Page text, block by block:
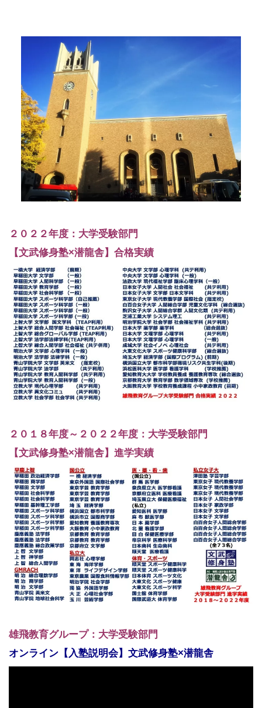
２０２２年度：大学受験部門
【文武修身塾×潜龍舎】合格実績
２０１８年度～２０２２年度： 大学受験部門
【文武修身塾×潜龍舎】進学実績
雄飛教育グループ：大学受験部門
オンライン【入塾説明会】文武修身塾×潜龍舎